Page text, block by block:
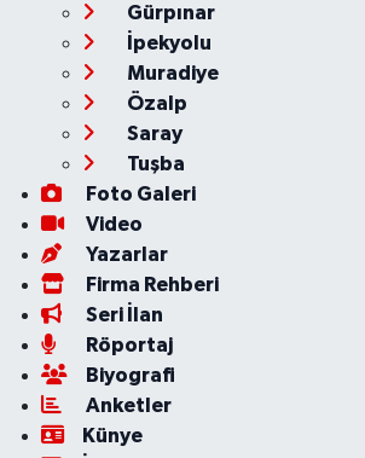
Gürpınar
İpekyolu
Muradiye
Özalp
Saray
Tuşba
Foto Galeri
Video
Yazarlar
Firma Rehberi
Seri İlan
Röportaj
Biyografi
Anketler
Künye